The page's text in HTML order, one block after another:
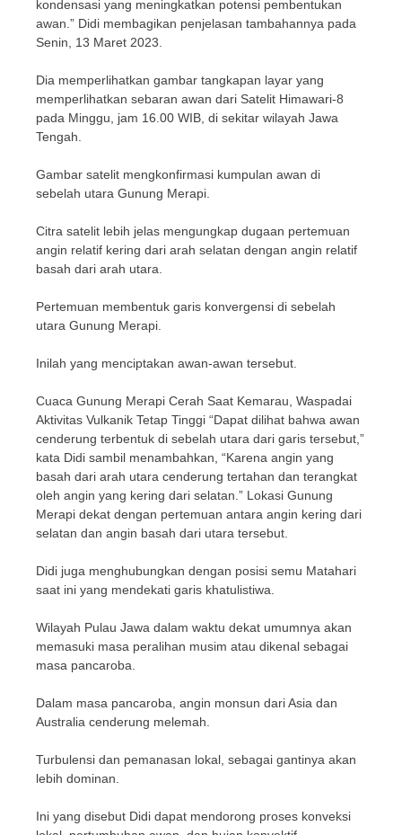
kondensasi yang meningkatkan potensi pembentukan
awan.” Didi membagikan penjelasan tambahannya pada
Senin, 13 Maret 2023.
Dia memperlihatkan gambar tangkapan layar yang
memperlihatkan sebaran awan dari Satelit Himawari-8
pada Minggu, jam 16.00 WIB, di sekitar wilayah Jawa
Tengah.
Gambar satelit mengkonfirmasi kumpulan awan di
sebelah utara Gunung Merapi.
Citra satelit lebih jelas mengungkap dugaan pertemuan
angin relatif kering dari arah selatan dengan angin relatif
basah dari arah utara.
Pertemuan membentuk garis konvergensi di sebelah
utara Gunung Merapi.
Inilah yang menciptakan awan-awan tersebut.
Cuaca Gunung Merapi Cerah Saat Kemarau, Waspadai
Aktivitas Vulkanik Tetap Tinggi “Dapat dilihat bahwa awan
cenderung terbentuk di sebelah utara dari garis tersebut,”
kata Didi sambil menambahkan, “Karena angin yang
basah dari arah utara cenderung tertahan dan terangkat
oleh angin yang kering dari selatan.” Lokasi Gunung
Merapi dekat dengan pertemuan antara angin kering dari
selatan dan angin basah dari utara tersebut.
Didi juga menghubungkan dengan posisi semu Matahari
saat ini yang mendekati garis khatulistiwa.
Wilayah Pulau Jawa dalam waktu dekat umumnya akan
memasuki masa peralihan musim atau dikenal sebagai
masa pancaroba.
Dalam masa pancaroba, angin monsun dari Asia dan
Australia cenderung melemah.
Turbulensi dan pemanasan lokal, sebagai gantinya akan
lebih dominan.
Ini yang disebut Didi dapat mendorong proses konveksi